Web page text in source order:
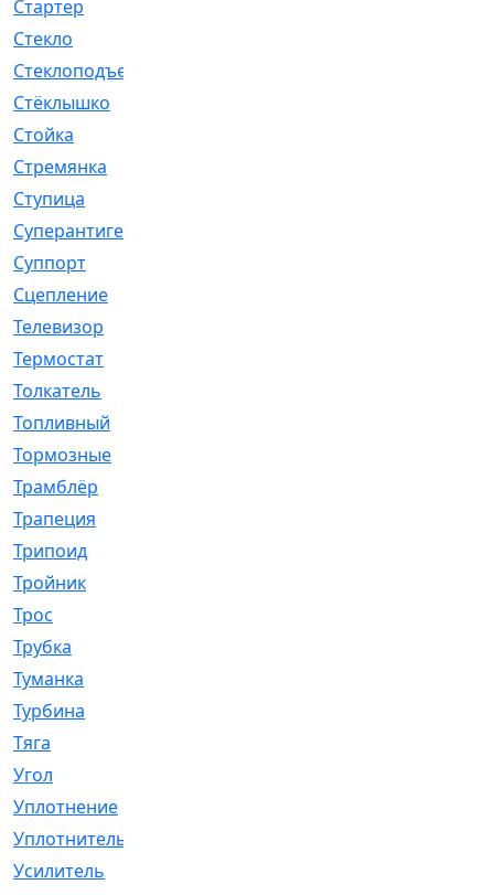
Стартер
Стекло
Стеклоподъемник
Стёклышко
Стойка
Стремянка
Ступица
Суперантигель
Суппорт
Сцепление
Телевизор
Термостат
Толкатель
Топливный
Тормозные
Трамблёр
Трапеция
Трипоид
Тройник
Трос
Трубка
Туманка
Турбина
Тяга
Угол
Уплотнение
Уплотнитель
Усилитель